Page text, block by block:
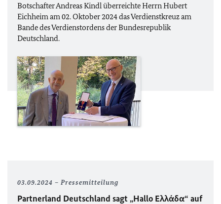
Botschafter Andreas Kindl überreichte Herrn Hubert
Eichheim am 02. Oktober 2024 das Verdienstkreuz am
Bande des Verdienstordens der Bundesrepublik
Deutschland.
03.09.2024 Pressemitteilung
Partnerland Deutschland sagt „Hallo Ελλάδα“ auf